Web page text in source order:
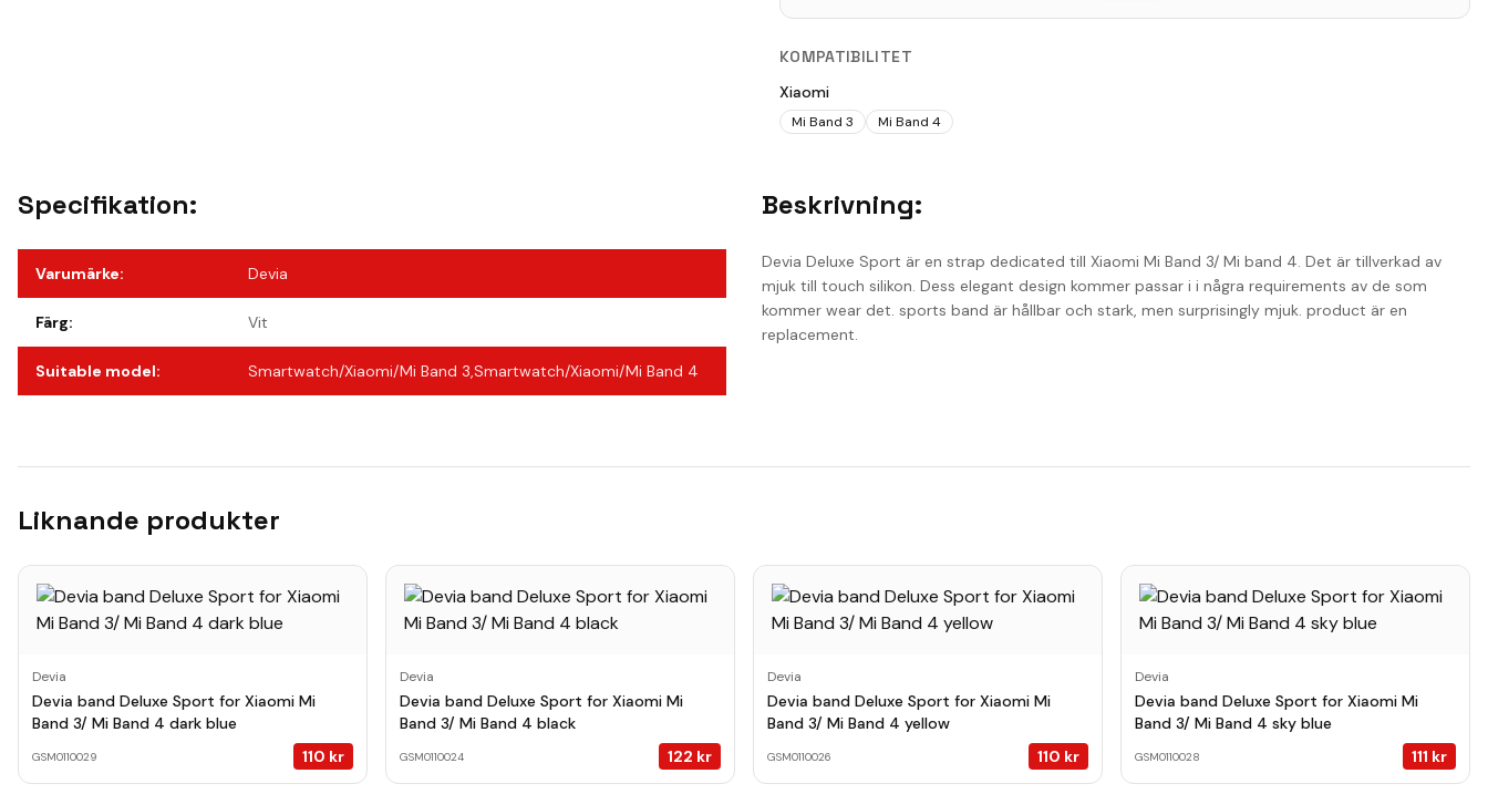
KOMPATIBILITET
Xiaomi
Mi Band 3 Mi Band 4
Specifikation:
Varumärke: Devia
Färg: Vit
Suitable model: Smartwatch/Xiaomi/Mi Band 3,Smartwatch/Xiaomi/Mi Band 4
Beskrivning:
Devia Deluxe Sport är en strap dedicated till Xiaomi Mi Band 3/ Mi band 4. Det är tillverkad av
mjuk till touch silikon. Dess elegant design kommer passar i i några requirements av de som
kommer wear det. sports band är hållbar och stark, men surprisingly mjuk. product är en
replacement.
Liknande produkter
Devia
Devia band Deluxe Sport for Xiaomi Mi
Band 3/ Mi Band 4 dark blue
GSM0110029 110 kr
Devia
Devia band Deluxe Sport for Xiaomi Mi
Band 3/ Mi Band 4 black
GSM0110024 122 kr
Devia
Devia band Deluxe Sport for Xiaomi Mi
Band 3/ Mi Band 4 yellow
GSM0110026 110 kr
Devia
Devia band Deluxe Sport for Xiaomi Mi
Band 3/ Mi Band 4 sky blue
GSM0110028 111 kr